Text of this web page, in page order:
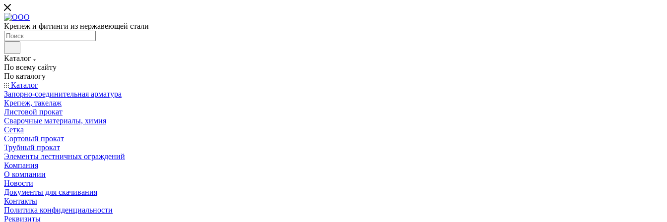
Крепеж и фитинги из нержавеющей стали
Каталог
По всему сайту
По каталогу
Каталог
Запорно-соединительная арматура
Крепеж, такелаж
Листовой прокат
Сварочные материалы, химия
Сетка
Сортовый прокат
Трубный прокат
Элементы лестничных ограждений
Компания
О компании
Новости
Документы для скачивания
Контакты
Политика конфиденциальности
Реквизиты